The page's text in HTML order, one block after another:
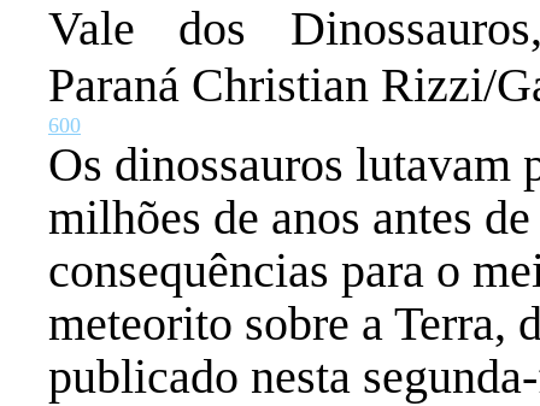
Vale dos
Paraná Christian Rizzi/
600
Os dinossauros lutavam
milhões de anos antes
consequências para o
meteorito sobre a Terra,
publicado nesta